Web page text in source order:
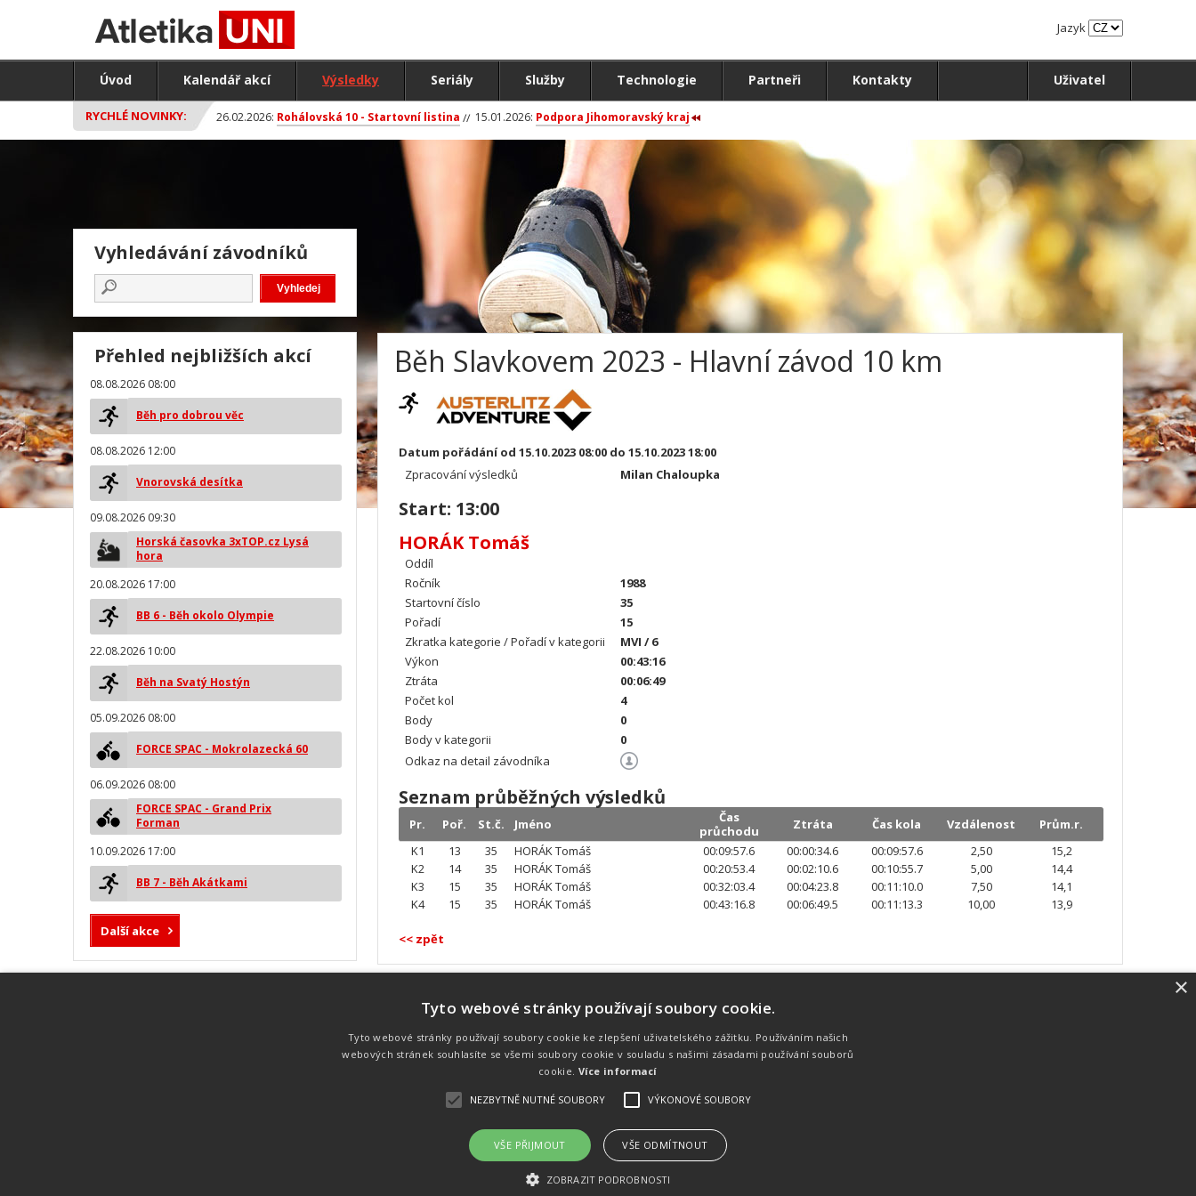
Jazyk
Úvod Kalendář akcí Výsledky Seriály Služby Technologie Partneři Kontakty Uživatel
RYCHLÉ NOVINKY: 26.02.2026: Rohálovská 10 - Startovní listina 15.01.2026: Podpora Jihomoravský kraj
Běh Slavkovem 2023 - Hlavní závod 10 km
Datum pořádání od 15.10.2023 08:00 do 15.10.2023 18:00
Zpracování výsledků
Milan Chaloupka
Start: 13:00
HORÁK Tomáš
Oddíl
Ročník
1988
Startovní číslo
35
Pořadí
15
Zkratka kategorie / Pořadí v kategorii
MVI / 6
Výkon
00:43:16
Ztráta
00:06:49
Počet kol
4
Body
0
Body v kategorii
0
Odkaz na detail závodníka
Seznam průběžných výsledků
Pr. Poř. St.č. Jméno
Čas
průchodu
Ztráta Čas kola Vzdálenost
Prům.r.
K1
13 35 HORÁK Tomáš 00:09:57.6 00:00:34.6 00:09:57.6 2,50
15,2
K2
14 35 HORÁK Tomáš 00:20:53.4 00:02:10.6 00:10:55.7 5,00
14,4
K3
15 35 HORÁK Tomáš 00:32:03.4 00:04:23.8 00:11:10.0 7,50
14,1
K4
15 35 HORÁK Tomáš 00:43:16.8 00:06:49.5 00:11:13.3 10,00 13,9
<< zpět
Vyhledávání závodníků
Přehled nejbližších akcí
08.08.2026 08:00
Běh pro dobrou věc
08.08.2026 12:00
Vnorovská desítka
09.08.2026 09:30
Horská časovka 3xTOP.cz Lysá
hora
20.08.2026 17:00
BB 6 - Běh okolo Olympie
22.08.2026 10:00
Běh na Svatý Hostýn
05.09.2026 08:00
FORCE SPAC - Mokrolazecká 60
06.09.2026 08:00
FORCE SPAC - Grand Prix
Forman
10.09.2026 17:00
BB 7 - Běh Akátkami
Další akce
technologie od společnosti MYLAPS. Tato
technologie je používána na olympijských
Náš tým
Náš tým je schopen na profesionální
úrovni zajistit pořádání sportovních
soutěží. Organizaci závodů, registraci na
místě, měření, zpracování a publikaci
zakázku. Lze online publikovat výsledky
. Publikování a šíření obsahu je bez písemného souhlasu
Úvod Kalendář akcí
×
Tyto webové stránky používají soubory cookie.
Tyto webové stránky používají soubory cookie ke zlepšení uživatelského zážitku. Používáním našich
webových stránek souhlasíte se všemi soubory cookie v souladu s našimi zásadami používání souborů
cookie. Více informací
NEZBYTNĚ NUTNÉ SOUBORY VÝKONOVÉ SOUBORY
VŠE PŘIJMOUT VŠE ODMÍTNOUT
ZOBRAZIT PODROBNOSTI